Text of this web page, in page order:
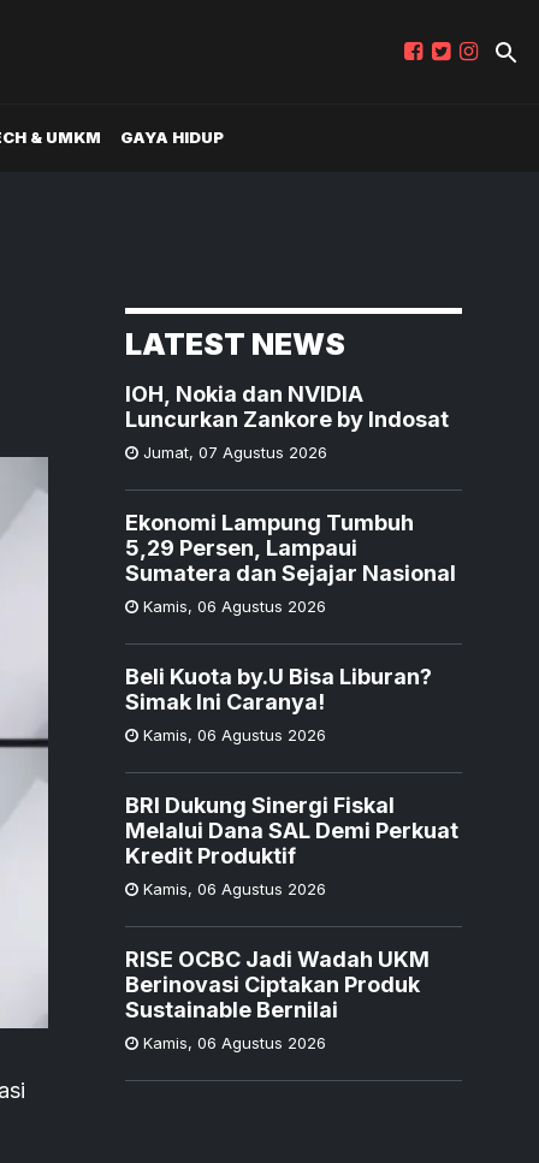
& UMKM GAYA HIDUP
LATEST NEWS
IOH, Nokia dan NVIDIA
Luncurkan Zankore by Indosat
Jumat, 07 Agustus 2026
Ekonomi Lampung Tumbuh
5,29 Persen, Lampaui
Sumatera dan Sejajar Nasional
Kamis, 06 Agustus 2026
Beli Kuota by.U Bisa Liburan?
Simak Ini Caranya!
Kamis, 06 Agustus 2026
BRI Dukung Sinergi Fiskal
Melalui Dana SAL Demi Perkuat
Kredit Produktif
Kamis, 06 Agustus 2026
RISE OCBC Jadi Wadah UKM
Berinovasi Ciptakan Produk
Sustainable Bernilai
Kamis, 06 Agustus 2026